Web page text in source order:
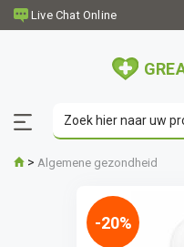
> Algemene gezondheid
-20%